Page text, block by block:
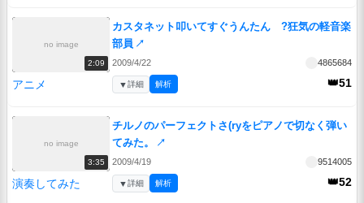
no image
2:09
カスタネット叩いてすぐうんたん ?狂気の軽音楽
部員 ↗
2009/4/22 4865684
アニメ 👑51
▼詳細 解析
no image
3:35
チルノのパーフェクトさ(ryをピアノで切なく弾い
てみた。
↗
2009/4/19 9514005
演奏してみた 👑52
▼詳細 解析